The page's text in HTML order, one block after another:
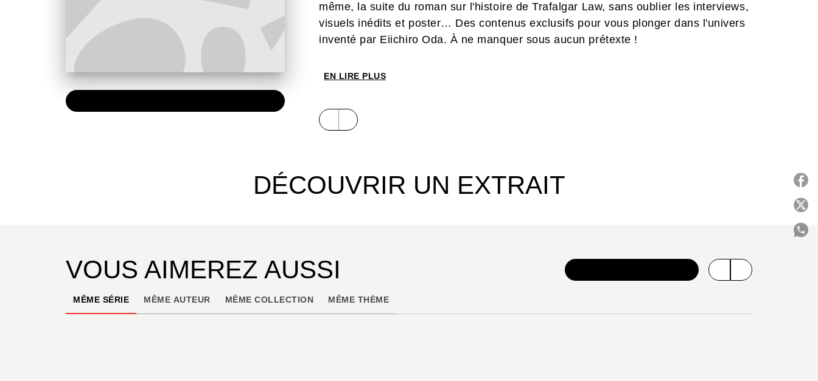
même, la suite du roman sur l'histoire de Trafalgar Law, sans oublier les interviews,
visuels inédits et poster… Des contenus exclusifs pour vous plonger dans l'univers
inventé par Eiichiro Oda. À ne manquer sous aucun prétexte !
EN LIRE PLUS
DÉCOUVRIR UN EXTRAIT
VOUS AIMEREZ AUSSI
MÊME SÉRIE MÊME AUTEUR MÊME COLLECTION MÊME THÈME